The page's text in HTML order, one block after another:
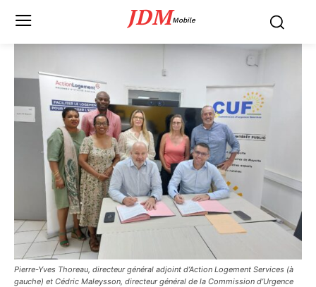
JDMMobile
Pierre-Yves Thoreau, directeur général adjoint d’Action Logement Services (à
gauche) et Cédric Maleysson, directeur général de la Commission d’Urgence